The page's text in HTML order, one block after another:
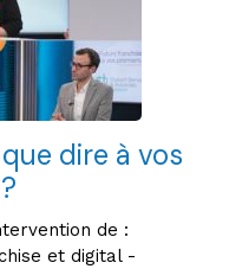
dire à vos
de :
et digital -